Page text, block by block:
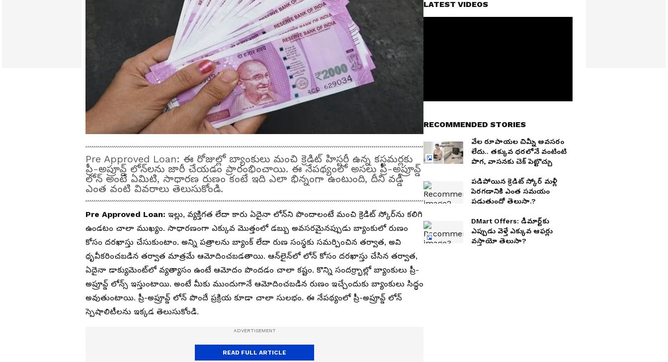
Pre Approved Loan: ఈ రోజుల్లో బ్యాంకులు మంచి క్రెడిట్ హిస్టరీ ఉన్న కస్టమర్లకు
ప్రీ-అప్రూవ్డ్ లోన్‌లను జారీ చేయడం ప్రారంభించాయి. ఈ నేపథ్యంలో అసలు ప్రీ-అప్రూవ్డ్
లోన్ అంటే ఏమిటి, సాధారణ రుణం కంటే ఇది ఎలా భిన్నంగా ఉంటుంది, దీని వడ్డీ
ఎంత వంటి వివరాలు తెలుసుకోండి.
Pre Approved Loan: ఇల్లు, వ్యక్తిగత లేదా కారు ఏదైనా లోన్‌ని పొందాలంటే మంచి క్రెడిట్ స్కోర్‌ను కలిగి
ఉండటం చాలా ముఖ్యం. సాధారణంగా ఎక్కువ మొత్తంలో డబ్బు అవసరమైనప్పుడు బ్యాంకులో రుణం
కోసం దరఖాస్తు చేసుకుంటాం. అన్ని పత్రాలను బ్యాంక్ లేదా రుణ సంస్థకు సమర్పించిన తర్వాత, అవి
ధృవీకరించబడిన తర్వాత మాత్రమే ఆమోదించబడతాయి. ఆన్‌లైన్‌లో లోన్ కోసం దరఖాస్తు చేసిన తర్వాత,
ఏదైనా డాక్యుమెంట్‌లో వ్యత్యాసం ఉంటే ఆమోదం పొందడం చాలా కష్టం. కొన్ని సందర్ర్భాల్లో బ్యాంకులు ప్రీ-
అప్రూవ్డ్ లోన్స్ ఇస్తుంటాయి. అంటే మీకు ముందుగానే ఆమోదించబడిన రుణం ఇచ్చేందుకు బ్యాంకులు సిద్ధం
అవుతుంటాయి. ప్రీ-అప్రూవ్డ్ లోన్ పొందే ప్రక్రియ కూడా చాలా సులభం. ఈ నేపథ్యంలో ప్రీ-అప్రూవ్డ్ లోన్
స్పెషాలిటీలను ఇక్కడ తెలుసుకోండి.
READ FULL ARTICLE
LATEST VIDEOS
RECOMMENDED STORIES
వేల రూపాయల చిమ్నీ అవసరం
లేదు.. త‌క్కువ ధ‌ర‌లోనే వంటింటి
పొగ, వాసనకు చెక్ పెట్టొచ్చు
ప‌డిపోయిన క్రెడిట్ స్కోర్ మ‌ళ్లీ
పెర‌గ‌డానికి ఎంత స‌మ‌యం
ప‌డుతుందో తెలుసా.?
DMart Offers: డీమార్ట్‌కు
ఎప్పుడు వెళ్తే ఎక్కువ ఆఫర్లు
వస్తాయో తెలుసా?